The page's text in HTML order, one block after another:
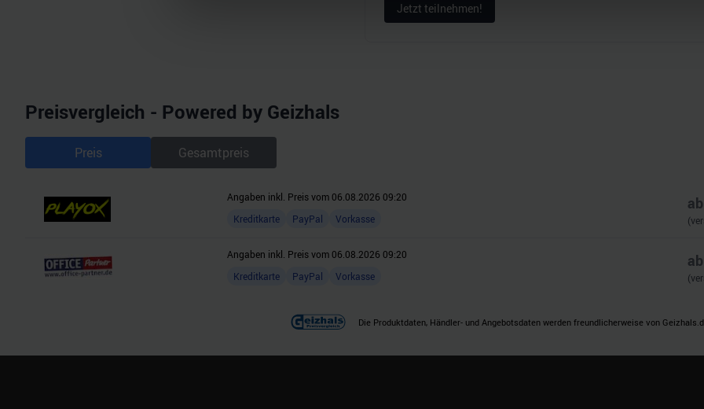
Wir verwenden Cookies, um Inhalte und Anzeigen zu personalisieren, Funktionen für soziale
Jetzt teilnehmen!
Preisvergleich - Powered by Geizhals
Preis Gesamtpreis
Angaben inkl. Preis vom 06.08.2026 09:20
Kreditkarte
PayPal Vorkasse
ab
Angaben inkl. Preis vom 06.08.2026 09:20
Kreditkarte
PayPal Vorkasse
ab
Die Produktdaten, Händler- und Angebotsdaten werden freundlicherweise von